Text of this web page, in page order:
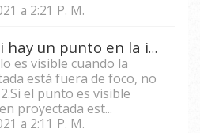
a 2:21 P. M.
¿Qué hacer si hay un punto en la imagen proyectada?
es visible cuando la
está fuera de foco, no
el punto es visible
proyectada est...
a 2:11 P. M.